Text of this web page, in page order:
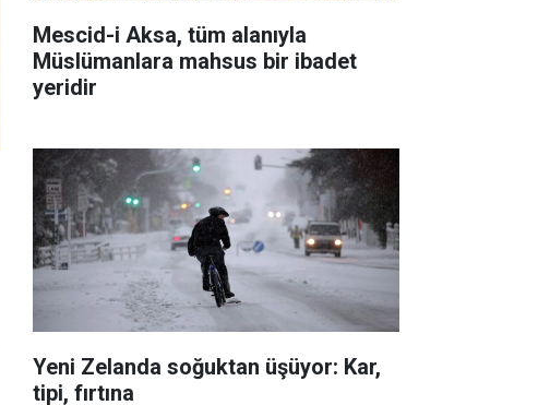
Mescid-i Aksa, tüm alanıyla
Müslümanlara mahsus bir ibadet
yeridir
Yeni Zelanda soğuktan üşüyor: Kar,
tipi, fırtına